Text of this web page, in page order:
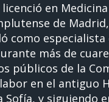
licenció en
de
como especialista
más de
públicos de la
en el antiguo
Sofía, y siguiendo